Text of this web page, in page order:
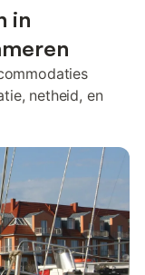
in
netheid, en